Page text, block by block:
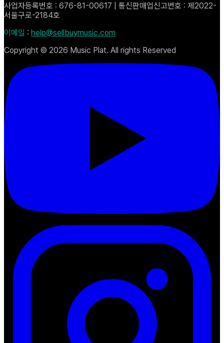
사업자등록번호 : 676-81-00617 | 통신판매업신고번호 : 제2022-
서울구로-2184호
이메일 : help@sellbuymusic.com
Copyright © 2026 Music Plat. All rights Reserved